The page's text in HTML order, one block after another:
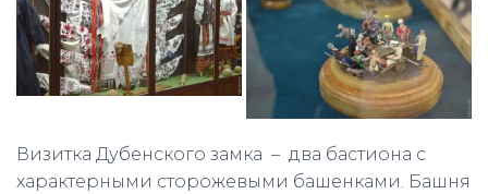
Визитка Дубенского замка – два бастиона с
характерными сторожевыми башенками. Башня